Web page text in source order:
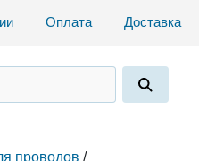
Оплата Доставка
проводов /